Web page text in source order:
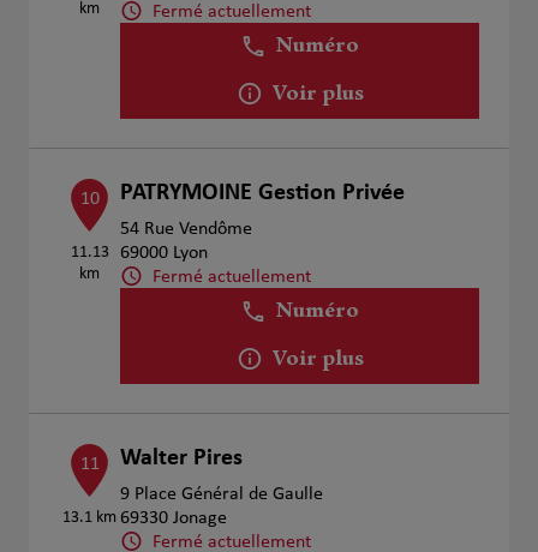
km
Fermé actuellement
Numéro
Voir plus
10
11.13
km
PATRYMOINE Gestion Privée
54 Rue Vendôme
69000 Lyon
Fermé actuellement
Numéro
Voir plus
11
13.1 km
Walter Pires
9 Place Général de Gaulle
69330 Jonage
Fermé actuellement